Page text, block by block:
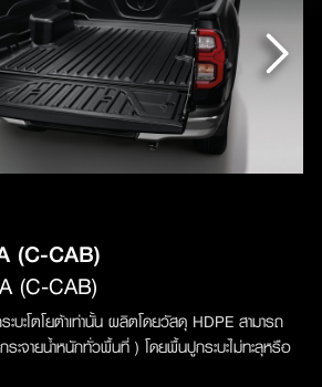
(C-CAB)
ะโตโยต้าเท่านั้น ผลิตโดยวัสดุ HDPE สามารถ
ะจายน้ำหนักทั่วพื้นที่ ) โดยพื้นปูกระบะไม่ทะลุหรือ